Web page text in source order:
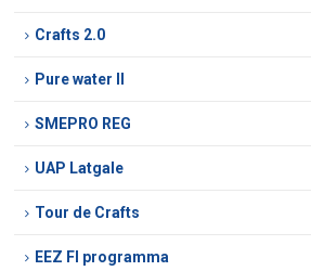
Crafts 2.0
Pure water II
SMEPRO REG
UAP Latgale
Tour de Crafts
EEZ FI programma